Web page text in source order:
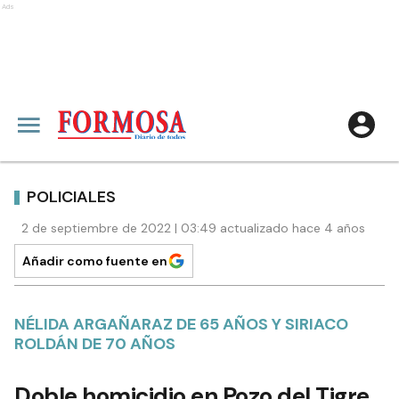
Ads
POLICIALES
2 de septiembre de 2022 | 03:49 actualizado hace 4 años
Añadir como fuente en
NÉLIDA ARGAÑARAZ DE 65 AÑOS Y SIRIACO
ROLDÁN DE 70 AÑOS